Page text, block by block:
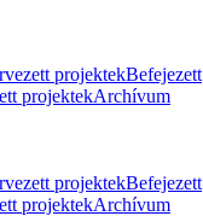
projektekBefejezett
projektekArchívum
projektekBefejezett
projektekArchívum